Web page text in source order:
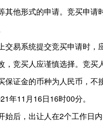
其他形式的申请。竞买申
交易系统提交竞买申请时
，竞买人应谨慎选择。竞
保证金的币种为人民币，
年11月16日16时00分。
始后，出让人在2个工作